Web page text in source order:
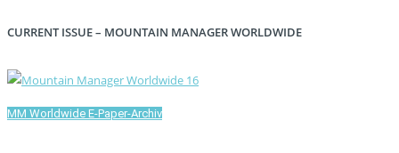
CURRENT ISSUE – MOUNTAIN MANAGER WORLDWIDE
MM Worldwide E-Paper-Archiv